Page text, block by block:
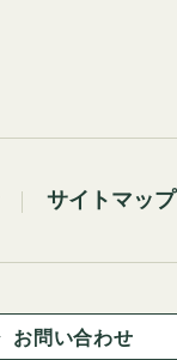
サイトマップ
お問い合わせ